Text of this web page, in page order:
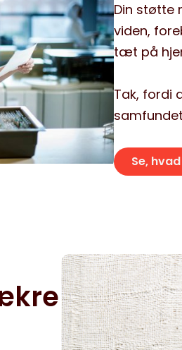
Din støtte
viden,
tæt på
Tak, fordi
Se,